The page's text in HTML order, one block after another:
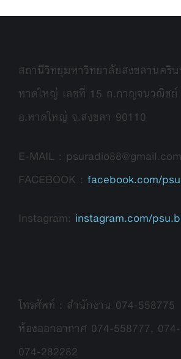
สถานีวิทยุมหาวิทยาลัยสงขลานคริน
หาดใหญ่ เลขที่ 15 ถ.กาญจนวณิช
อ.หาดใหญ่ จ.สงขลา 90110
E-MAIL : psuradio88@gmail.com
FACEBOOK : facebook.com/
Instagram: instagram.com/
โทรศัพท์ : สำนักงาน 074-558775
ห้องออกอากาศ 074-558777,
074-282282